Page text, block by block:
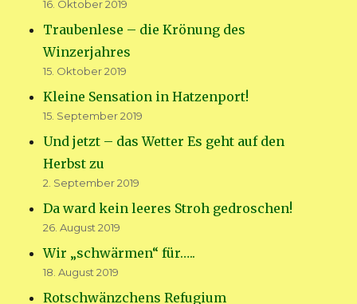
16. Oktober 2019
Traubenlese – die Krönung des
Winzerjahres
15. Oktober 2019
Kleine Sensation in Hatzenport!
15. September 2019
Und jetzt – das Wetter Es geht auf den
Herbst zu
2. September 2019
Da ward kein leeres Stroh gedroschen!
26. August 2019
Wir „schwärmen“ für…..
18. August 2019
Rotschwänzchens Refugium